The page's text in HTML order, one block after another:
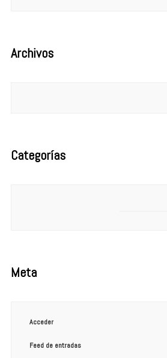
Archivos
Categorías
Meta
Acceder
Feed de entradas